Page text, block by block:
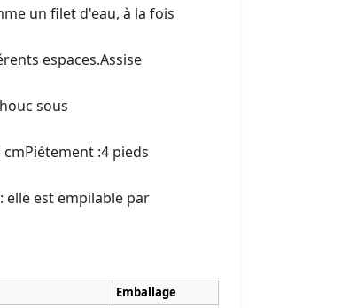
un filet d'eau, à la fois
espaces.Assise
sous
:4 pieds
est empilable par
Emballage